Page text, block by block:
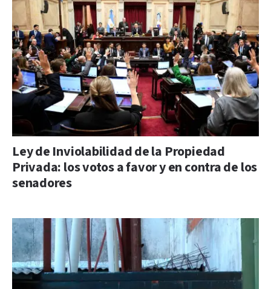
Ley de Inviolabilidad de la Propiedad
Privada: los votos a favor y en contra de los
senadores